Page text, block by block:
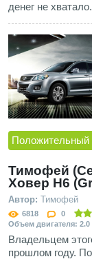
денег не
Положительный
Тимофей
Ховер Н6
Автор: Тимофей
6818 0
Объем двигателя:
Владельцем
прошлом году.